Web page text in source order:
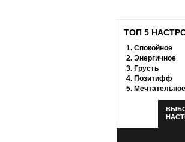
ТОП 5
1. Спокойное
2. Энергичное
3. Грусть
4. Позитифф
5. Мечтательное